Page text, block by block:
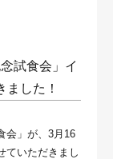
試食会」イ
した！
会」が、3月16
ていただきまし